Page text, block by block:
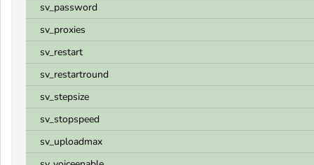
sv_password
sv_proxies
sv_restart
sv_restartround
sv_stepsize
sv_stopspeed
sv_uploadmax